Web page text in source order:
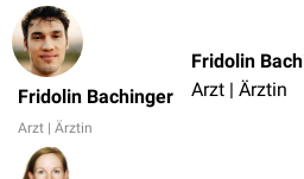
Fridolin Bachinger
Arzt | Ärztin
Fridolin
Arzt | Ärztin